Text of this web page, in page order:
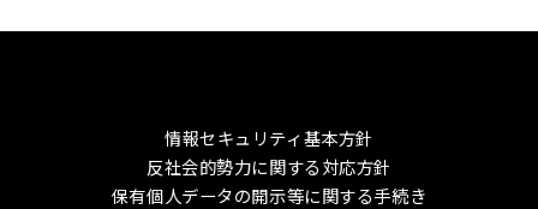
情報セキュリティ基本方針
反社会的勢力に関する対応方針
保有個人データの開示等に関する手続き